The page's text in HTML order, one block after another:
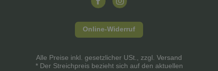
Online-Widerruf
Alle Preise inkl. gesetzlicher USt., zzgl. Versand
* Der Streichpreis bezieht sich auf den aktuellen